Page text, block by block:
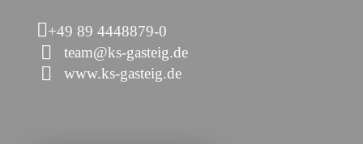
+49 89 4448879-0
team@ks-gasteig.de
www.ks-gasteig.de